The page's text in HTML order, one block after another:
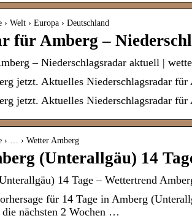
Welt › Europa › Deutschland
für Amberg –
– Niederschlagsradar aktuell |
jetzt. Aktuelles Niederschlagsradar
jetzt. Aktuelles Niederschlagsradar
› … › Wetter Amberg
(Unterallgäu) 14
14 Tage – Wettertrend
für 14 Tage in Amberg
nächsten 2 Wochen …